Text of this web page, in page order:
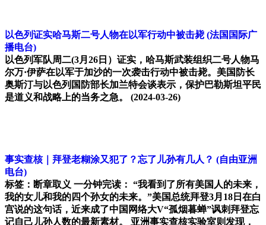
以色列证实哈马斯二号人物在以军行动中被击毙 (法国国际广
播电台)
以色列军队周二(3月26日）证实，哈马斯武装组织二号人物马
尔万·伊萨在以军于加沙的一次袭击行动中被击毙。美国防长
奥斯汀与以色列国防部长加兰特会谈表示，保护巴勒斯坦平民
是道义和战略上的当务之急。 (2024-03-26)
事实查核｜拜登老糊涂又犯了？忘了儿孙有几人？ (自由亚洲
电台)
标签：断章取义 一分钟完读： “我看到了所有美国人的未来，
我的女儿和我的四个孙女的未来。”美国总统拜登3月18日在白
宫说的这句话，近来成了中国网络大V“孤烟暮蝉”讽刺拜登忘
记自己儿孙人数的最新素材。 亚洲事实查核实验室则发现，